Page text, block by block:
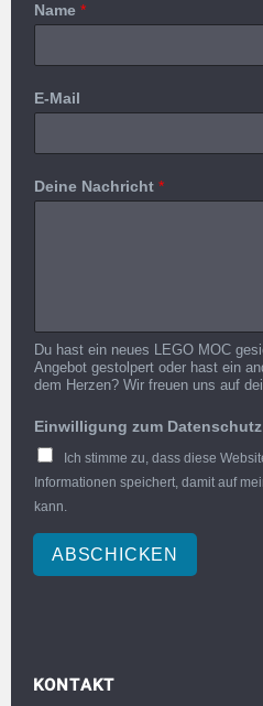
Name *
E-Mail
Deine Nachricht *
Du hast ein neues LEGO MOC
Angebot gestolpert oder hast ein
dem Herzen? Wir freuen uns auf
Einwilligung zum Datenschutz
Ich stimme zu, dass diese
Informationen speichert, damit auf
kann.
ABSCHICKEN
KONTAKT